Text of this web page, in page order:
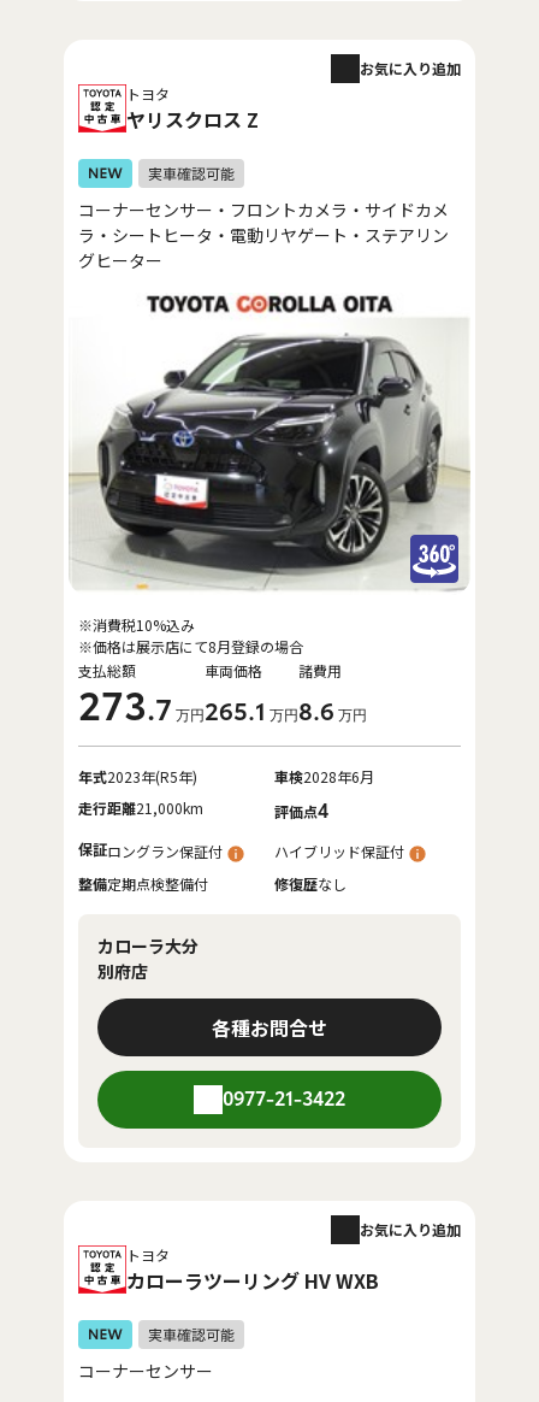
トヨタ
ヤリスクロス Z
お気に入り追加
コーナーセンサー・フロントカメラ・サイドカメ
ラ・シートヒータ・電動リヤゲート・ステアリン
グヒーター
支払総額
273.7 万円
車両価格
265.1 万円
諸費用
8.6 万円
※消費税10%込み
※価格は展示店にて8月登録の場合
年式2023年(R5年) 車検2028年6月
走行距離21,000km 評価点4
保証ロングラン保証付
ハイブリッド保証付
整備定期点検整備付 修復歴なし
カローラ大分
別府店
各種お問合せ
0977-21-3422
トヨタ
カローラツーリング HV WXB
お気に入り追加
コーナーセンサー